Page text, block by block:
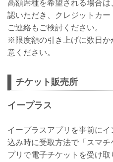
高額席種を希望される場合
認いただき、クレジットカ
ご連絡もご検討ください。
※限度額の引き上げに数日か
意ください。
チケット販売所
イープラス
イープラスアプリを事前に
込み時に受取方法で「スマ
プリで電子チケットを受け取